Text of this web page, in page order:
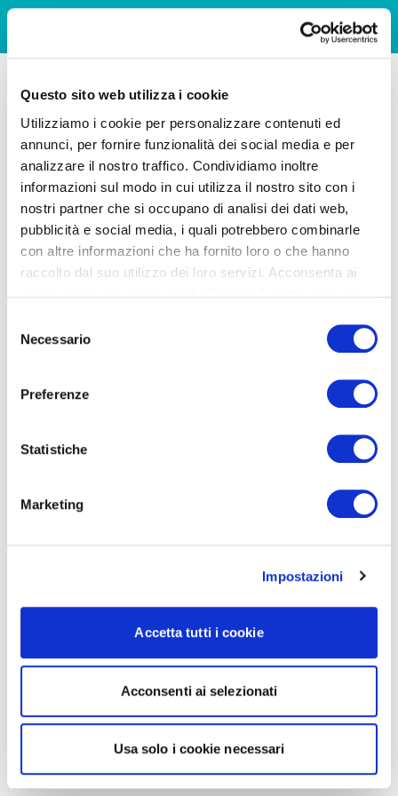
Questo sito web utilizza i cookie
Utilizziamo i cookie per personalizzare contenuti ed
annunci, per fornire funzionalità dei social media e per
analizzare il nostro traffico. Condividiamo inoltre
informazioni sul modo in cui utilizza il nostro sito con i
nostri partner che si occupano di analisi dei dati web,
pubblicità e social media, i quali potrebbero combinarle
con altre informazioni che ha fornito loro o che hanno
raccolto dal suo utilizzo dei loro servizi. Acconsenta ai
delNecessario
Preferenze
Statistiche
Marketing
Impostazioni
Accetta tutti i cookie
Acconsenti ai selezionati
Usa solo i cookie necessari